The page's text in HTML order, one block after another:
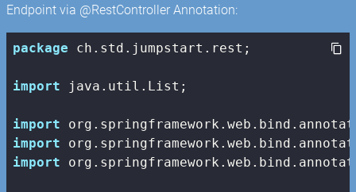
Endpoint via @RestController Annotation:
package ch.std.jumpstart.rest;
import java.util.List;
import
import
import